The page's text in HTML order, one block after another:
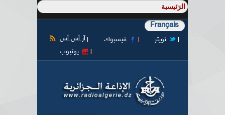
Français
آر أس أس فيسبوك
تويتر
يوتيوب